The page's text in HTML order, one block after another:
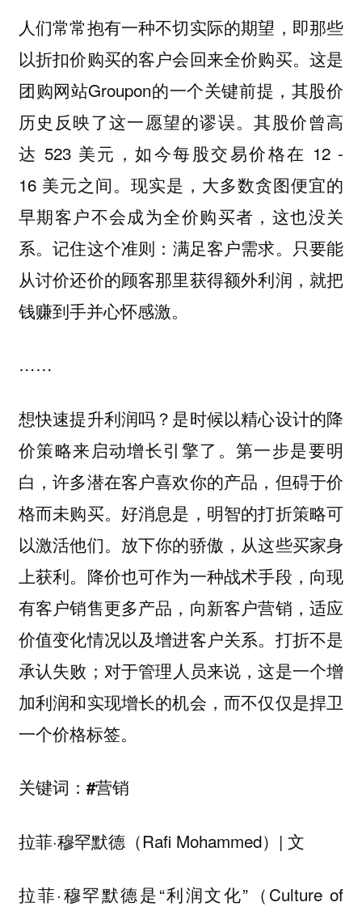
人们常常抱有一种不切实际的期望，即那些
以折扣价购买的客户会回来全价购买。这是
团购网站Groupon的一个关键前提，其股价
历史反映了这一愿望的谬误。其股价曾高
达 523 美元，如今每股交易价格在 12 -
16 美元之间。现实是，大多数贪图便宜的
早期客户不会成为全价购买者，这也没关
系。记住这个准则： 满足客户需求。 只要能
从讨价还价的顾客那里获得额外利润，就把
钱赚到手并心怀感激。
……
想快速提升利润吗？是时候以精心设计的降
价策略来启动增长引擎了。第一步是要明
白，许多潜在客户喜欢你的产品，但碍于价
格而未购买。好消息是，明智的打折策略可
以激活他们。放下你的骄傲，从这些买家身
上获利。降价也可作为一种战术手段，向现
有客户销售更多产品，向新客户营销，适应
价值变化情况以及增进客户关系。打折不是
承认失败；对于管理人员来说，这是一个增
加利润和实现增长的机会，而不仅仅是捍卫
一个价格标签。
关键词：#营销
拉菲·穆罕默德（Rafi Mohammed）| 文
拉菲·穆罕默德是“利润文化”（Culture of